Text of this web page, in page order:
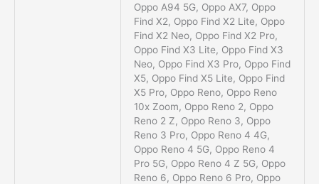
Oppo A94 5G, Oppo AX7, Oppo
Find X2, Oppo Find X2 Lite, Oppo
Find X2 Neo, Oppo Find X2 Pro,
Oppo Find X3 Lite, Oppo Find X3
Neo, Oppo Find X3 Pro, Oppo Find
X5, Oppo Find X5 Lite, Oppo Find
X5 Pro, Oppo Reno, Oppo Reno
10x Zoom, Oppo Reno 2, Oppo
Reno 2 Z, Oppo Reno 3, Oppo
Reno 3 Pro, Oppo Reno 4 4G,
Oppo Reno 4 5G, Oppo Reno 4
Pro 5G, Oppo Reno 4 Z 5G, Oppo
Reno 6, Oppo Reno 6 Pro, Oppo